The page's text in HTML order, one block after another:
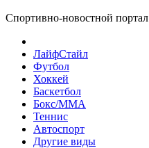
Спортивно-новостной портал
ЛайфСтайл
Футбол
Хоккей
Баскетбол
Бокс/MMA
Теннис
Автоспорт
Другие виды